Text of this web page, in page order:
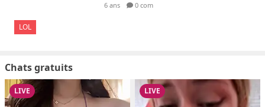
LOL
6 ans 0 com
Chats gratuits